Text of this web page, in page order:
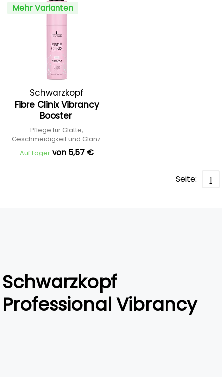
Mehr Varianten
Schwarzkopf
Professional
Fibre Clinix Vibrancy
Booster
Pflege für Glätte,
Geschmeidigkeit und Glanz
Auf Lager von 5,57 €
Seite: 1
Schwarzkopf
Professional Vibrancy